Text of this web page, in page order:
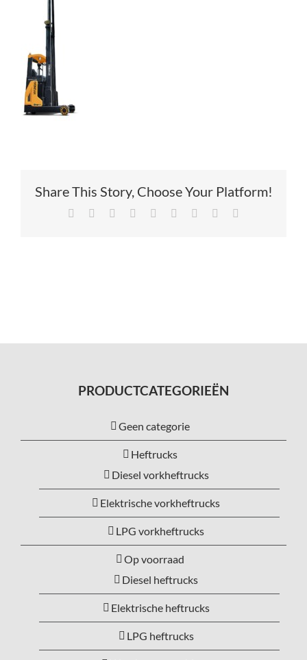
Share This Story, Choose Your Platform!
Facebook Reddit LinkedIn
TumblrPinterest Xing
PRODUCTCATEGORIEËN
Geen categorie
Heftrucks
Diesel vorkheftrucks
Elektrische vorkheftrucks
LPG vorkheftrucks
Op voorraad
Diesel heftrucks
Elektrische heftrucks
LPG heftrucks